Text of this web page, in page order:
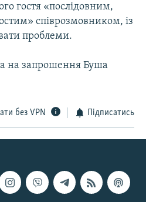
гостя «послідовним,
співрозмовником, із
проблеми.
на запрошення Буша
без VPN Підписатись